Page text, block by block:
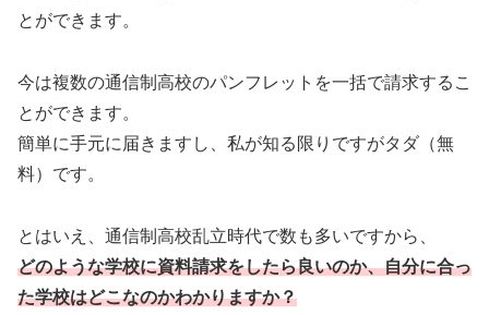
とができます。
今は複数の通信制高校のパンフレットを一括で請求するこ
とができます。
簡単に手元に届きますし、私が知る限りですがタダ（無
料）です。
とはいえ、通信制高校乱立時代で数も多いですから、
どのような学校に資料請求をしたら良いのか、自分に合っ
た学校はどこなのかわかりますか？